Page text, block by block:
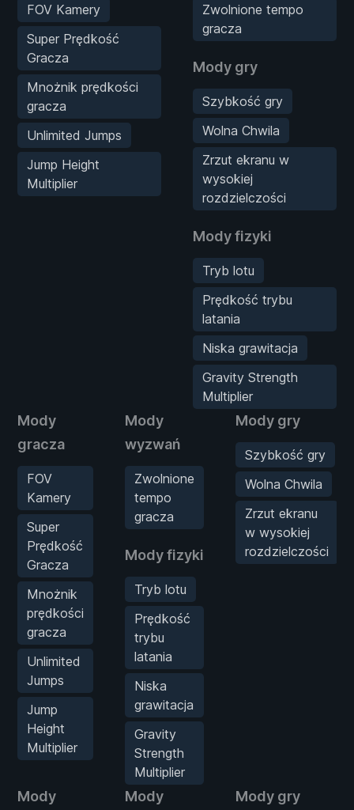
FOV Kamery
Super Prędkość
Gracza
Mnożnik prędkości
gracza
Unlimited Jumps
Jump Height
Multiplier
Zwolnione tempo
gracza
Mody gry
Szybkość gry
Wolna Chwila
Zrzut ekranu w
wysokiej
rozdzielczości
Mody fizyki
Tryb lotu
Prędkość trybu
latania
Niska grawitacja
Gravity Strength
Multiplier
Mody
gracza
FOV
Kamery
Super
Prędkość
Gracza
Mnożnik
prędkości
gracza
Unlimited
Jumps
Jump
Height
Multiplier
Mody
wyzwań
Zwolnione
tempo
gracza
Mody fizyki
Tryb lotu
Prędkość
trybu
latania
Niska
grawitacja
Gravity
Strength
Multiplier
Mody gry
Szybkość gry
Wolna Chwila
Zrzut ekranu
w wysokiej
rozdzielczości
Mody
Mody
Mody gry